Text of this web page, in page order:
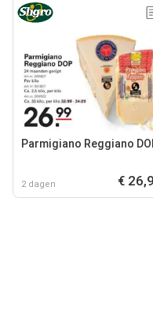
Parmigiano Reggiano
2 dagen €